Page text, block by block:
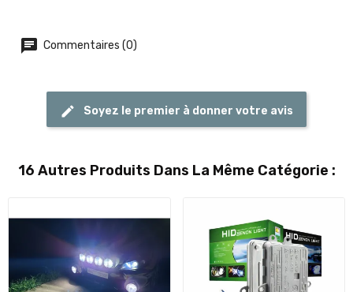
Commentaires (0)
Soyez le premier à donner votre avis
16 Autres Produits Dans La Même Catégorie :